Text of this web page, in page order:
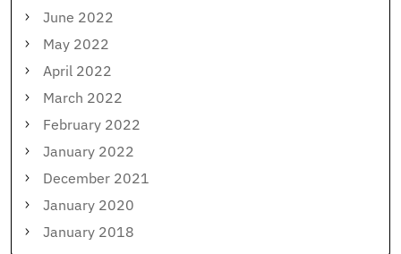
June 2022
May 2022
April 2022
March 2022
February 2022
January 2022
December 2021
January 2020
January 2018